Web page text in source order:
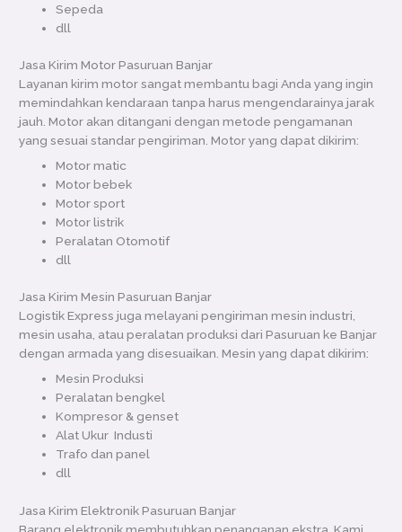
Sepeda
dll
Jasa Kirim Motor Pasuruan Banjar
Layanan kirim motor sangat membantu bagi Anda yang ingin
memindahkan kendaraan tanpa harus mengendarainya jarak
jauh. Motor akan ditangani dengan metode pengamanan
yang sesuai standar pengiriman. Motor yang dapat dikirim:
Motor matic
Motor bebek
Motor sport
Motor listrik
Peralatan Otomotif
dll
Jasa Kirim Mesin Pasuruan Banjar
Logistik Express juga melayani pengiriman mesin industri,
mesin usaha, atau peralatan produksi dari Pasuruan ke Banjar
dengan armada yang disesuaikan. Mesin yang dapat dikirim:
Mesin Produksi
Peralatan bengkel
Kompresor & genset
Alat Ukur Industi
Trafo dan panel
dll
Jasa Kirim Elektronik Pasuruan Banjar
Barang elektronik membutuhkan penanganan ekstra. Kami